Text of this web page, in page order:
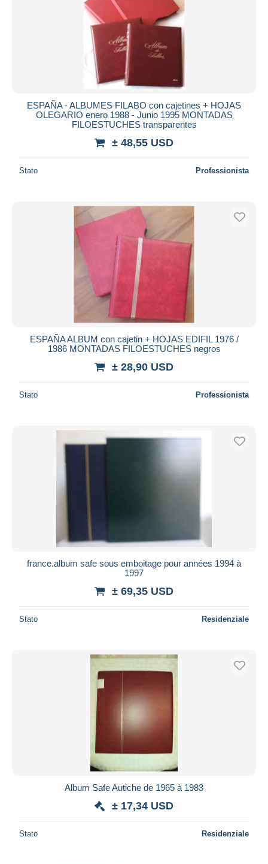
ESPAÑA - ALBUMES FILABO con cajetines + HOJAS
OLEGARIO enero 1988 - Junio 1995 MONTADAS
FILOESTUCHES transparentes
± 48,55 USD
Stato Professionista
ESPAÑA ALBUM con cajetin + HOJAS EDIFIL 1976 /
1986 MONTADAS FILOESTUCHES negros
± 28,90 USD
Stato Professionista
france.album safe sous emboitage pour années 1994 à
1997
± 69,35 USD
Stato Residenziale
Album Safe Autiche de 1965 à 1983
± 17,34 USD
Stato Residenziale